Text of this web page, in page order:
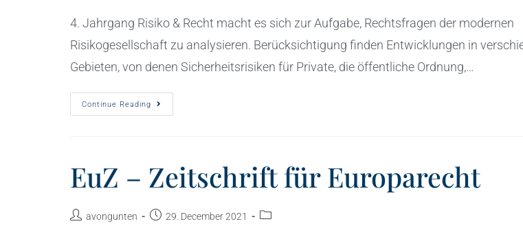
4. Jahrgang Risiko & Recht macht es sich zur Aufgabe, Rechtsfragen der modernen
Risikogesellschaft zu analysieren. Berücksichtigung finden Entwicklungen in
Gebieten, von denen Sicherheitsrisiken für Private, die öffentliche Ordnung,…
Continue Reading
EuZ – Zeitschrift für Europarecht
avongunten 29. December 2021